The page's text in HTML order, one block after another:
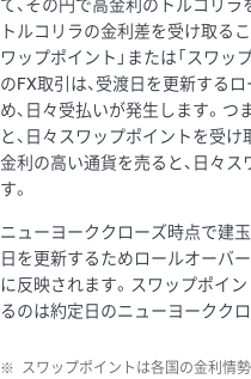
て、その円で高金利のトルコリラ
トルコリラの金利差を受け取る
ワップポイント」または「スワッ
のFX取引は、受渡日を更新する
め、日々受払いが発生します。つ
と、日々スワップポイントを受け
金利の高い通貨を売ると、日々
す。
ニューヨーククローズ時点で建
日を更新するためロールオーバ
に反映されます。スワップポイ
るのは約定日のニューヨークク
※ スワップポイントは各国の金利情勢